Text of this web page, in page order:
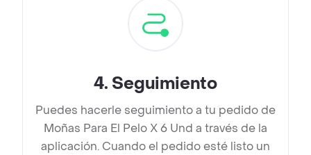
4. Seguimiento
Puedes hacerle seguimiento a tu pedido de
Moñas Para El Pelo X 6 Und a través de la
aplicación. Cuando el pedido esté listo un